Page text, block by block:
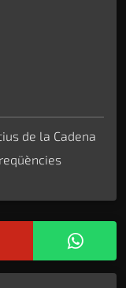
de la Cadena